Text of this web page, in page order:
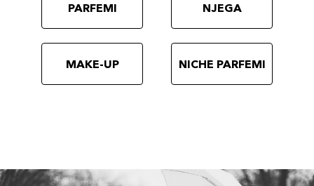
PARFEMI NJEGA
MAKE-UP NICHE PARFEMI